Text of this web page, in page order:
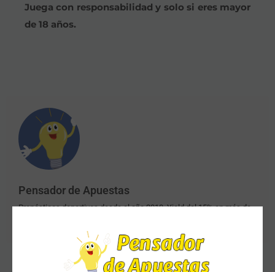
Juega con responsabilidad y solo si eres mayor
de 18 años.
Pensador de Apuestas
Pronósticos deportivos desde el año 2010. Yield del 15% en más de